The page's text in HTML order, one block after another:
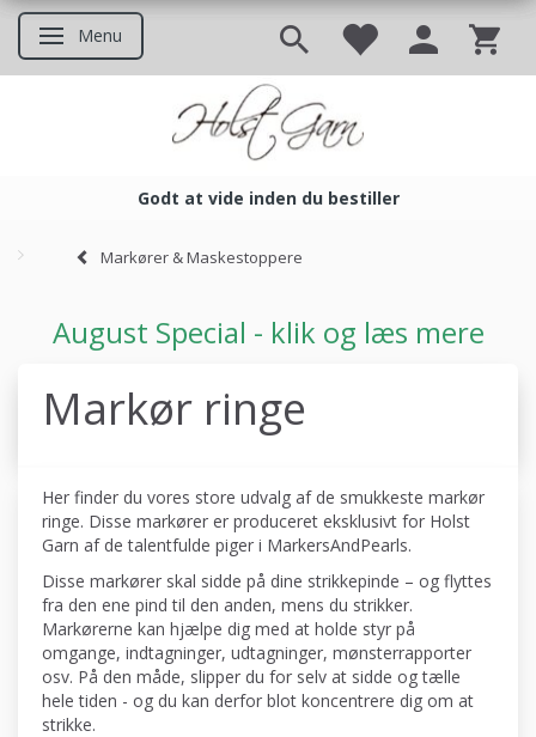
Skifte navigation
Menu
Godt at vide inden du bestiller
Markører & Maskestoppere
August Special - klik og læs mere
Markør ringe
Her finder du vores store udvalg af de smukkeste markør
ringe. Disse markører er produceret eksklusivt for Holst
Garn af de talentfulde piger i MarkersAndPearls.
Disse markører skal sidde på dine strikkepinde – og flyttes
fra den ene pind til den anden, mens du strikker.
Markørerne kan hjælpe dig med at holde styr på
omgange, indtagninger, udtagninger, mønsterrapporter
osv. På den måde, slipper du for selv at sidde og tælle
hele tiden - og du kan derfor blot koncentrere dig om at
strikke.